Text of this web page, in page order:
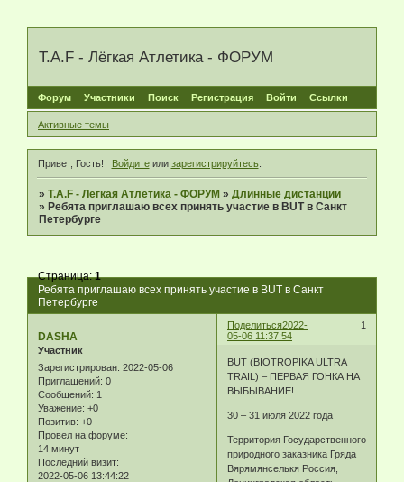
T.A.F - Лёгкая Атлетика - ФОРУМ
Форум Участники Поиск Регистрация Войти Ссылки
Активные темы
Привет, Гость! Войдитеили зарегистрируйтесь.
»T.A.F - Лёгкая Атлетика - ФОРУМ »Длинные дистанции
» Ребята приглашаю всех принять участие в BUT в Санкт
Петербурге
Ребята приглашаю всех принять участие в BUT в Санкт
Петербурге
Страница:1
Поделиться 1
2022-
05-06 11:37:54
DASHA
Участник
Зарегистрирован: 2022-05-06
Приглашений: 0
Сообщений: 1
Уважение: +0
Позитив: +0
Провел на форуме:
14 минут
Последний визит:
2022-05-06 13:44:22
BUT (BIOTROPIKA ULTRA
TRAIL) – ПЕРВАЯ ГОНКА НА
ВЫБЫВАНИЕ!
30 – 31 июля 2022 года
Территория Государственного
природного заказника Гряда
Вярямянселькя Россия,